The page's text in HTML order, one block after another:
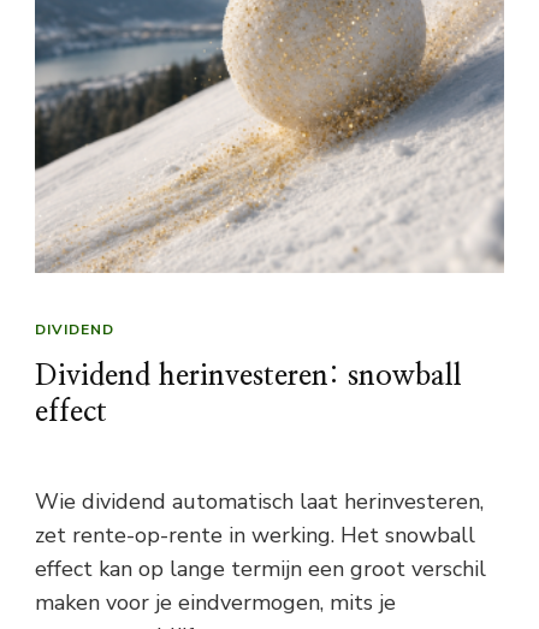
DIVIDEND
Dividend herinvesteren: snowball
effect
Wie dividend automatisch laat herinvesteren,
zet rente-op-rente in werking. Het snowball
effect kan op lange termijn een groot verschil
maken voor je eindvermogen, mits je